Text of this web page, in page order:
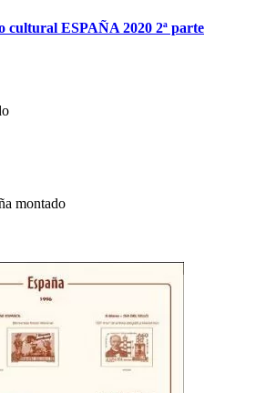
cultural ESPAÑA 2020 2ª parte
montado